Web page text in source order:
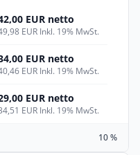
EUR netto
EUR Inkl. 19% MwSt.
EUR netto
EUR Inkl. 19% MwSt.
EUR netto
EUR Inkl. 19% MwSt.
10 %